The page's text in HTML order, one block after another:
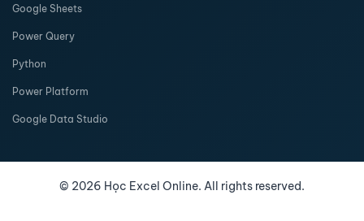
Google Sheets
Power Query
Python
Power Platform
Google Data Studio
© 2026 Học Excel Online. All rights reserved.